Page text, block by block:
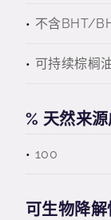
不含BHT/
可持续棕榈
% 天然来
100
可生物降解